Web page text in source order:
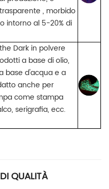
trasparente , morbido
intorno al 5-20% di
Dark in polvere
a base di olio,
base d'acqua e a
anche per
come stampa
serigrafia, ecc.
QUALITÀ